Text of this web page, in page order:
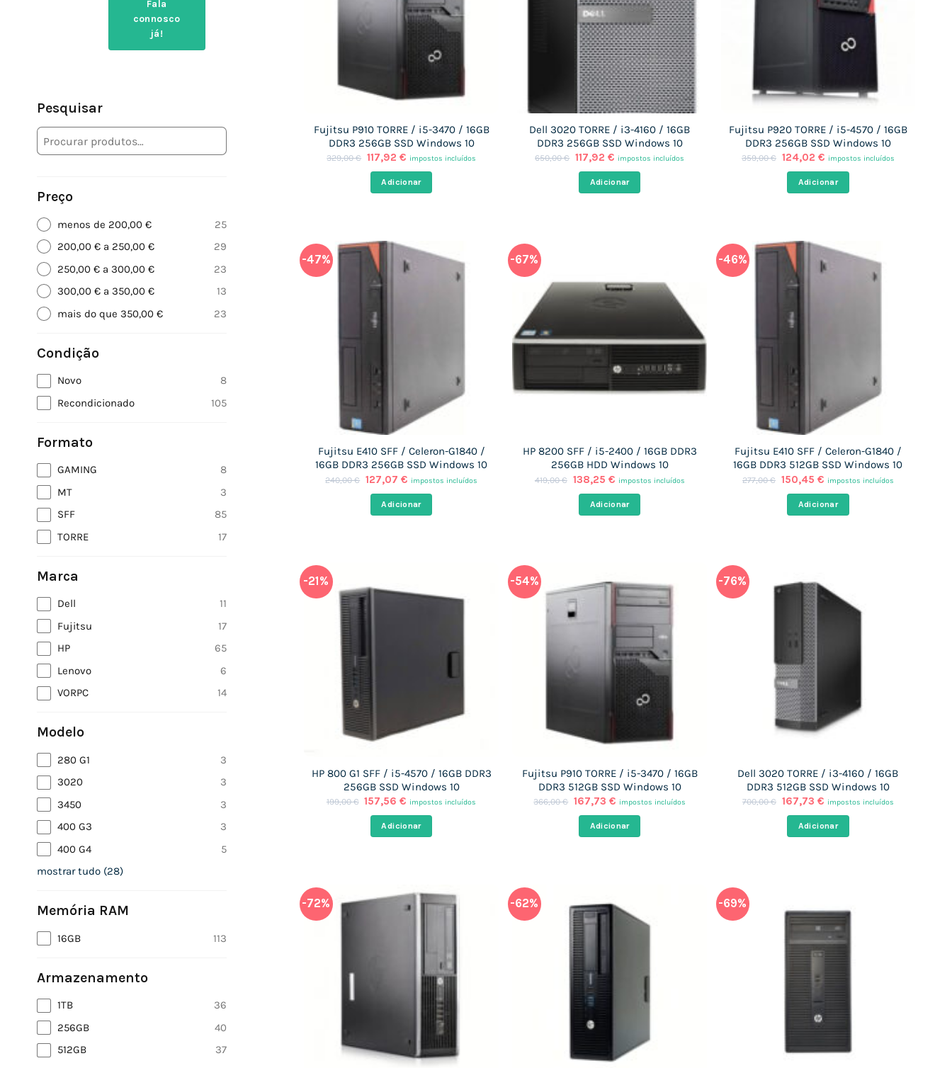
Fala
connosco
já!
Pesquisar
Preço
menos de 200,00 €
25
200,00 € a 250,00 €
29
250,00 € a 300,00 €
23
300,00 € a 350,00 €
13
mais do que 350,00 €
23
Condição
Novo
8
Recondicionado
105
Formato
GAMING
8
MT
3
SFF
85
TORRE
17
Marca
Dell
11
Fujitsu
17
HP
65
Lenovo
6
VORPC
14
Modelo
280 G1
3
3020
3
3450
3
400 G3
3
400 G4
5
mostrar tudo (28)
Memória RAM
16GB 113
Armazenamento
1TB
36
256GB
40
512GB
37
Fujitsu P910 TORRE / i5-3470 / 16GB
DDR3 256GB SSD Windows 10
329,00€ O
original
era:
117,92 €O
preço
atual
é:
impostos incluídos
Adicionar
Dell 3020 TORRE / i3-4160 / 16GB
DDR3 256GB SSD Windows 10
650,00€ O
original
era:
117,92€ O
preço
atual
é:
impostos incluídos
Adicionar
Fujitsu P920 TORRE / i5-4570 / 16GB
DDR3 256GB SSD Windows 10
359,00€ O
original
era:
124,02 €O
preço
atual
é:
impostos incluídos
Adicionar
-47%
Fujitsu E410 SFF / Celeron-G1840 /
16GB DDR3 256GB SSD Windows 10
240,00€ O
original
era:
127,07 €O
preço
atual
é:
impostos incluídos
Adicionar
-67%
HP 8200 SFF / i5-2400 / 16GB DDR3
256GB HDD Windows 10
419,00€ O
original
era:
138,25 €O
preço
atual
é:
impostos incluídos
Adicionar
-46%
Fujitsu E410 SFF / Celeron-G1840 /
16GB DDR3 512GB SSD Windows 10
277,00€ O
original
era:
150,45 €O
preço
atual
é:
impostos incluídos
Adicionar
-21%
HP 800 G1 SFF / i5-4570 / 16GB DDR3
256GB SSD Windows 10
199,00€ O
original
era:
157,56€ O
preço
atual
é:
impostos incluídos
Adicionar
-54%
Fujitsu P910 TORRE / i5-3470 / 16GB
DDR3 512GB SSD Windows 10
366,00€ O
original
era:
167,73€ O
preço
atual
é:
impostos incluídos
Adicionar
-76%
Dell 3020 TORRE / i3-4160 / 16GB
DDR3 512GB SSD Windows 10
700,00€ O
original
era:
167,73 €O
preço
atual
é:
impostos incluídos
Adicionar
-72% -62% -69%